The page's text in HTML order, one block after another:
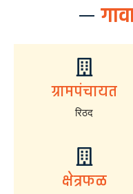
ग्रामपंचायत
रिठद
क्षेत्रफळ